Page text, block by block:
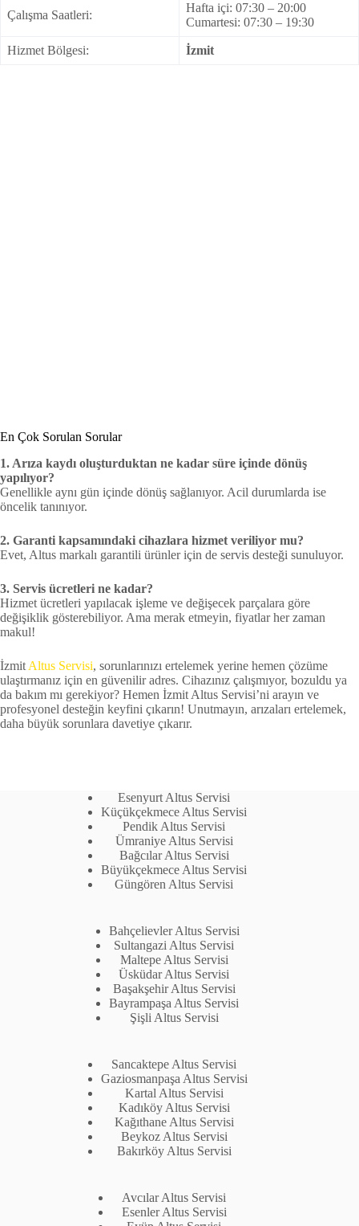
Çalışma Saatleri:
Hafta içi: 07:30 – 20:00
Cumartesi: 07:30 – 19:30
Hizmet Bölgesi: İzmit
En Çok Sorulan Sorular
1. Arıza kaydı oluşturduktan ne kadar süre içinde dönüş
yapılıyor?
Genellikle aynı gün içinde dönüş sağlanıyor. Acil durumlarda ise
öncelik tanınıyor.
2. Garanti kapsamındaki cihazlara hizmet veriliyor mu?
Evet, Altus markalı garantili ürünler için de servis desteği sunuluyor.
3. Servis ücretleri ne kadar?
Hizmet ücretleri yapılacak işleme ve değişecek parçalara göre
değişiklik gösterebiliyor. Ama merak etmeyin, fiyatlar her zaman
makul!
İzmit Altus Servisi, sorunlarınızı ertelemek yerine hemen çözüme
ulaştırmanız için en güvenilir adres. Cihazınız çalışmıyor, bozuldu ya
da bakım mı gerekiyor? Hemen İzmit Altus Servisi’ni arayın ve
profesyonel desteğin keyfini çıkarın! Unutmayın, arızaları ertelemek,
daha büyük sorunlara davetiye çıkarır.
Esenyurt Altus Servisi
Küçükçekmece Altus Servisi
Pendik Altus Servisi
Ümraniye Altus Servisi
Bağcılar Altus Servisi
Büyükçekmece Altus Servisi
Güngören Altus Servisi
Bahçelievler Altus Servisi
Sultangazi Altus Servisi
Maltepe Altus Servisi
Üsküdar Altus Servisi
Başakşehir Altus Servisi
Bayrampaşa Altus Servisi
Şişli Altus Servisi
Sancaktepe Altus Servisi
Gaziosmanpaşa Altus Servisi
Kartal Altus Servisi
Kadıköy Altus Servisi
Kağıthane Altus Servisi
Beykoz Altus Servisi
Bakırköy Altus Servisi
Avcılar Altus Servisi
Esenler Altus Servisi